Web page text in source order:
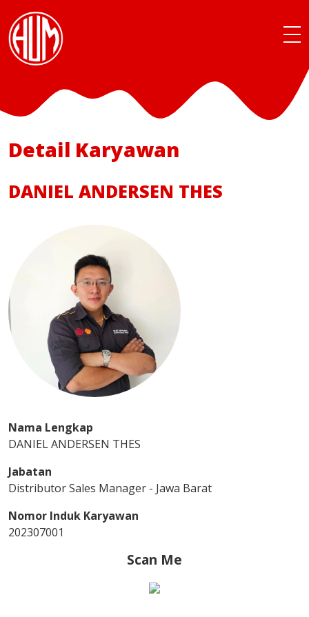
Detail Karyawan
DANIEL ANDERSEN THES
Nama Lengkap
DANIEL ANDERSEN THES
Jabatan
Distributor Sales Manager - Jawa Barat
Nomor Induk Karyawan
202307001
Scan Me